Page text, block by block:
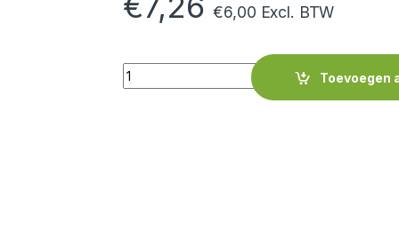
€6,00 Excl. BTW
Quantity
Toevoegen